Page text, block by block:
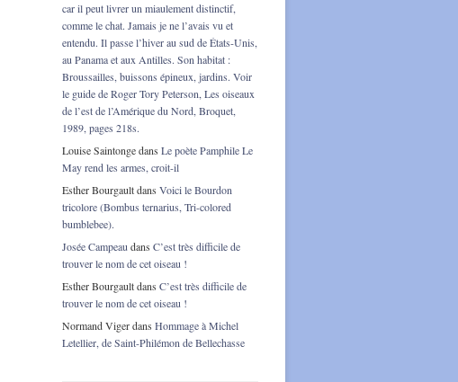
car il peut livrer un miaulement distinctif,
comme le chat. Jamais je ne l’avais vu et
entendu. Il passe l’hiver au sud de États-Unis,
au Panama et aux Antilles. Son habitat :
Broussailles, buissons épineux, jardins. Voir
le guide de Roger Tory Peterson, Les oiseaux
de l’est de l’Amérique du Nord, Broquet,
1989, pages 218s.
Louise Saintongedans Le poète Pamphile Le
May rend les armes, croit-il
Esther Bourgaultdans Voici le Bourdon
tricolore (Bombus ternarius, Tri-colored
bumblebee).
Josée Campeau dans C’est très difficile de
trouver le nom de cet oiseau !
Esther Bourgaultdans C’est très difficile de
trouver le nom de cet oiseau !
Normand Vigerdans Hommage à Michel
Letellier, de Saint-Philémon de Bellechasse